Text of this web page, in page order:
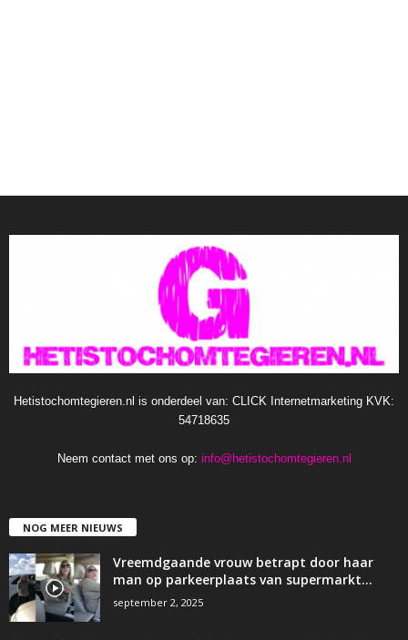
Hetistochomtegieren.nl is onderdeel van: CLICK Internetmarketing KVK:
54718635
Neem contact met ons op: info@hetistochomtegieren.nl
NOG MEER NIEUWS
Vreemdgaande vrouw betrapt door haar
man op parkeerplaats van supermarkt…
september 2, 2025